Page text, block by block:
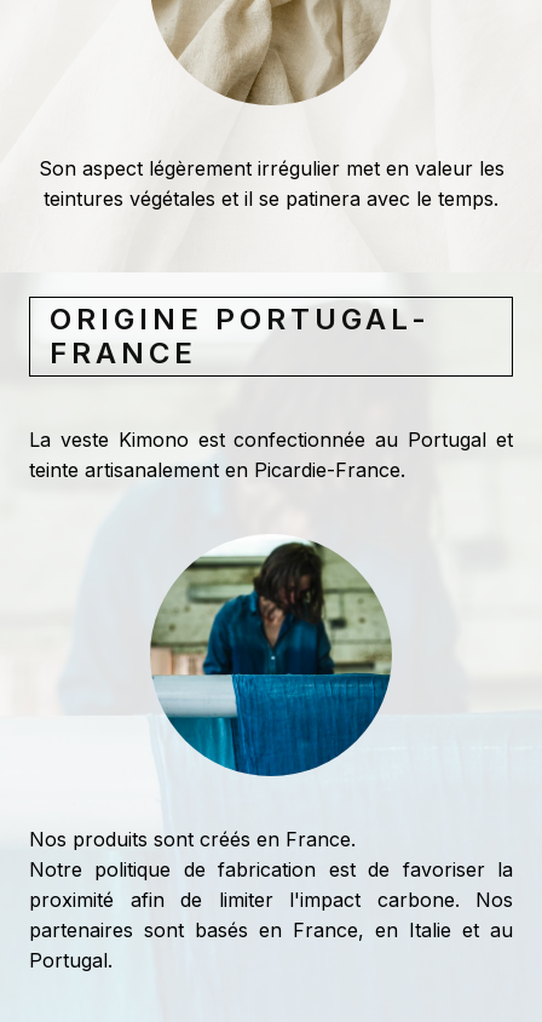
Son aspect légèrement irrégulier met en valeur les
teintures végétales et il se patinera avec le temps.
ORIGINE PORTUGAL-
FRANCE
La veste Kimono est confectionnée au Portugal et
teinte artisanalement en Picardie-France.
Nos produits sont créés en France.
Notre politique de fabrication est de favoriser la
proximité afin de limiter l'impact carbone. Nos
partenaires sont basés en France, en Italie et au
Portugal.